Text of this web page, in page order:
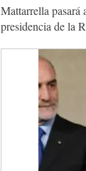
Mattarrella
presidencia de la